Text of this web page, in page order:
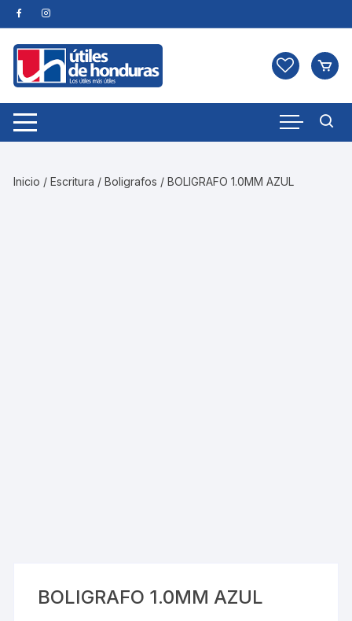
Skip
to
content
Inicio /Escritura /Boligrafos / BOLIGRAFO 1.0MM AZUL
BOLIGRAFO 1.0MM AZUL